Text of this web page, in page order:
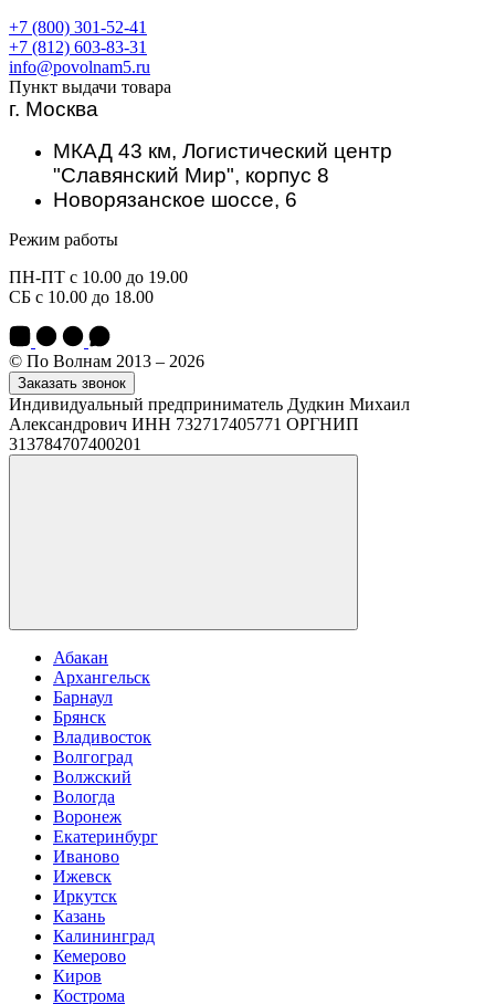
+7 (800) 301-52-41
+7 (812) 603-83-31
info@povolnam5.ru
Пункт выдачи товара
г. Москва
МКАД 43 км, Логистический центр
"Славянский Мир", корпус 8
Новорязанское шоссе, 6
Режим работы
ПН-ПТ с 10.00 до 19.00
СБ с 10.00 до 18.00
© По Волнам 2013 – 2026
Заказать звонок
Индивидуальный предприниматель Дудкин Михаил
Александрович ИНН 732717405771 ОРГНИП
313784707400201
Абакан
Архангельск
Барнаул
Брянск
Владивосток
Волгоград
Волжский
Вологда
Воронеж
Екатеринбург
Иваново
Ижевск
Иркутск
Казань
Калининград
Кемерово
Киров
Кострома